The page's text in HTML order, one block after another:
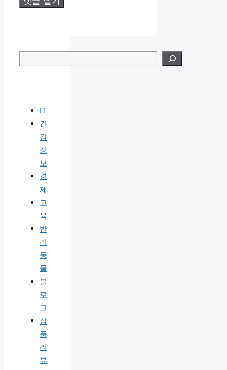
IT
건
강
정
보
경
제
교
육
반
려
동
물
블
로
그
상
품
리
뷰